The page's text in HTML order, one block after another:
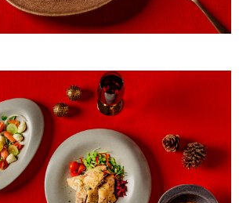
後付」時，將依據個別帳號之用戶狀況，依本公司即
額度；若仍有額度不足之情形，本公司將視審查結果